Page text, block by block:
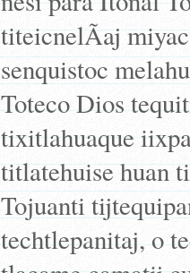
titeicnelÃ­aj
senquistoc
Toteco Dios
tixitlahuaque
titlatehuise huan
Tojuanti
techtlepanitaj, o